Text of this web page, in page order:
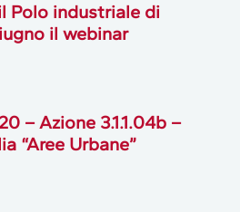
Polo industriale di
il webinar
– Azione 3.1.1.04b –
“Aree Urbane”